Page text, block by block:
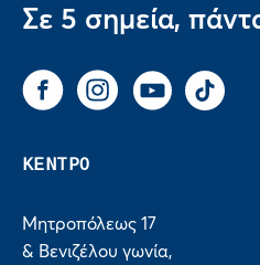
Σε 5 σημεία,
FacebookInstagram
You Tube Tik Tok
ΚΕΝΤΡΟ
Μητροπόλεως 17
& Βενιζέλου γωνία,